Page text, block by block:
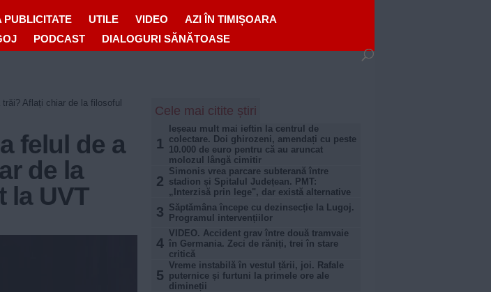
PUBLICITATE UTILE VIDEO
AZI ÎN TIMIȘOARA
PODCAST DIALOGURI SĂNĂTOASE
Aflați chiar de la filosoful
felul de a
de la
la UVT
Cele mai citite știri
1
Ieșeau mult mai ieftin la centrul de
colectare. Doi ghirozeni, amendați cu peste
10.000 de euro pentru că au aruncat
molozul lângă cimitir
2
Simonis vrea parcare subterană între
stadion și Spitalul Județean. PMT:
„Interzisă prin lege", dar există alternative
3 Săptămâna începe cu dezinsecție la Lugoj.
Programul intervențiilor
4
VIDEO. Accident grav între două tramvaie
în Germania. Zeci de răniți, trei în stare
critică
5
Vreme instabilă în vestul țării, joi. Rafale
puternice și furtuni la primele ore ale
dimineții